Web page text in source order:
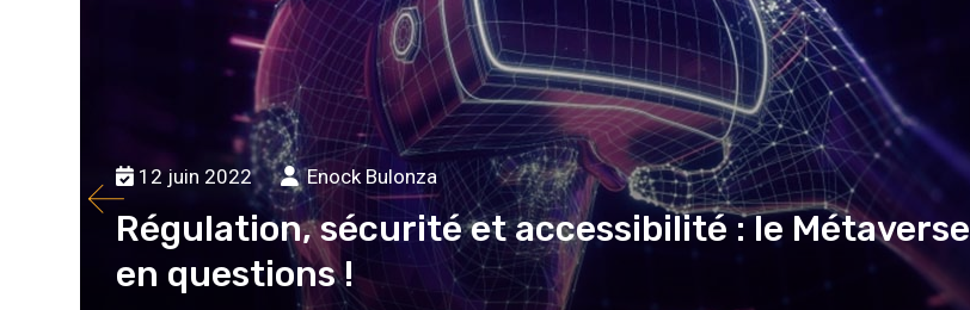
12 juin 2022 Enock Bulonza
Régulation, sécurité et accessibilité : le Métaverse
en questions !